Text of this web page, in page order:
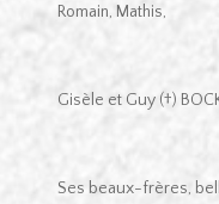
Romain, Mathis,
Gisèle et Guy (†)
Ses beaux-frères,